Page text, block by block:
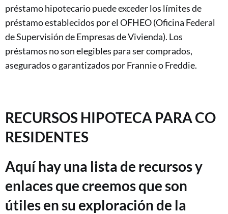
préstamo hipotecario puede exceder los límites de
préstamo establecidos por el OFHEO (Oficina Federal
de Supervisión de Empresas de Vivienda). Los
préstamos no son elegibles para ser comprados,
asegurados o garantizados por Frannie o Freddie.
RECURSOS HIPOTECA PARA CO
RESIDENTES
Aquí hay una lista de recursos y
enlaces que creemos que son
útiles en su exploración de la